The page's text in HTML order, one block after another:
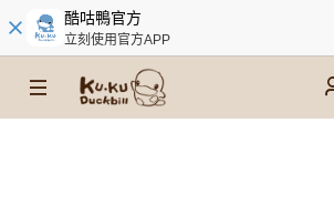
酷咕鴨官方
立刻使用官方APP